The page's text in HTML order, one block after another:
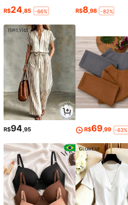
R$24,85 -66% R$8,98 -82%
R$94,95 R$69,99 -63%